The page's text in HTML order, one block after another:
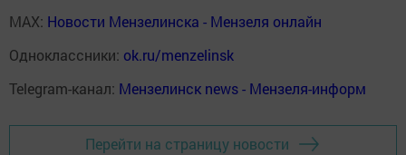
MAX: Новости Мензелинска - Мензеля онлайн
Одноклассники: ok.ru/menzelinsk
Telegram-канал: Мензелинск news - Мензеля-информ
Перейти на страницу новости